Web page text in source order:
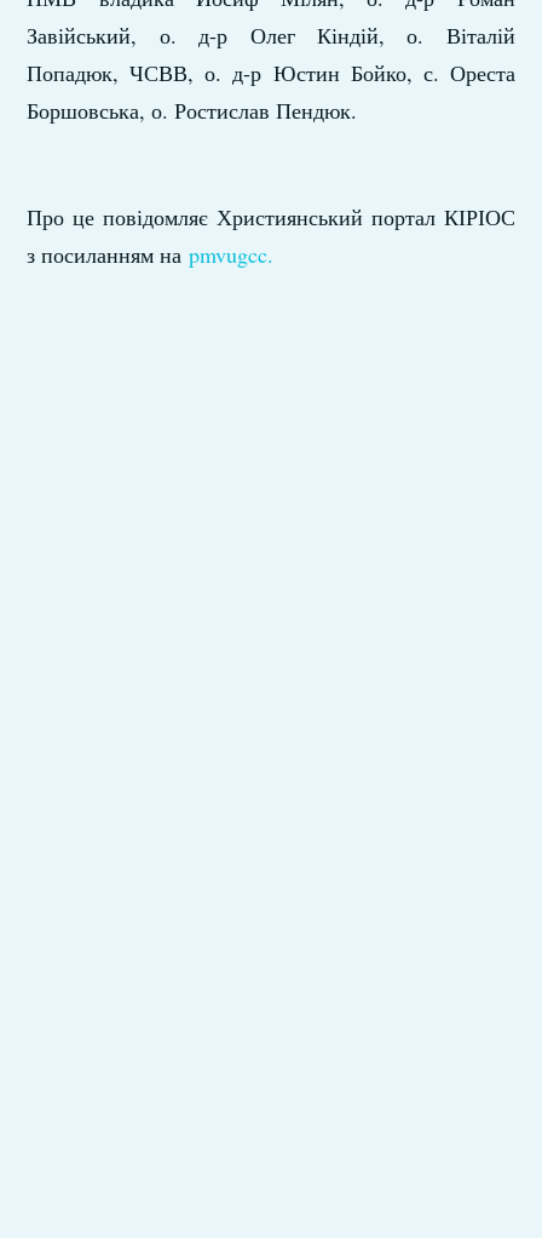
Завійський, о. д-р Олег Кіндій, о. Віталій
Попадюк, ЧСВВ, о. д-р Юстин Бойко, с. Ореста
Боршовська, о. Ростислав Пендюк.
Про це повідомляє Християнський портал КІРІОС
з посиланням на pmvugcc.